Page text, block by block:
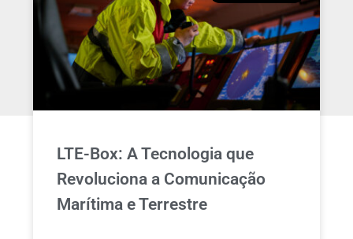
LTE-Box: A Tecnologia que
Revoluciona a Comunicação
Marítima e Terrestre